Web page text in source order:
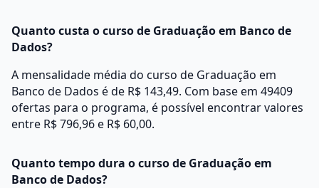
Quanto custa o curso de Graduação em Banco de
Dados?
A mensalidade média do curso de Graduação em
Banco de Dados é de R$ 143,49. Com base em 49409
ofertas para o programa, é possível encontrar valores
entre R$ 796,96 e R$ 60,00.
Quanto tempo dura o curso de Graduação em
Banco de Dados?